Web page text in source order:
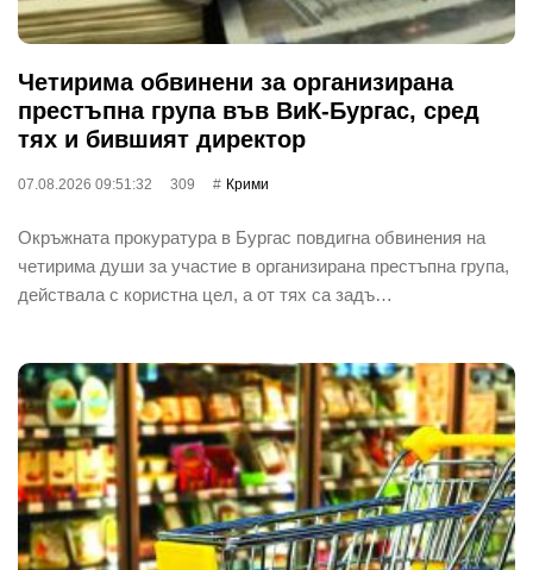
Четирима обвинени за организирана
престъпна група във ВиК-Бургас, сред
тях и бившият директор
07.08.2026 09:51:32 309 Крими
Окръжната прокуратура в Бургас повдигна обвинения на
четирима души за участие в организирана престъпна група,
действала с користна цел, а от тях са задъ…